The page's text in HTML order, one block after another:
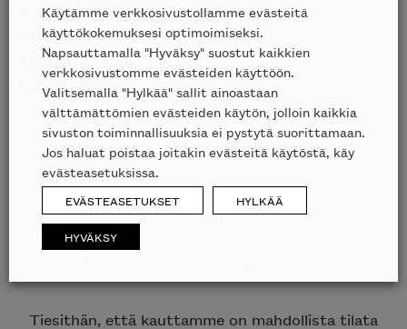
Free System sohva –
mallikappale HUOM!
Tämä tuote on
varastossa
ACERBIS
ALKUPERÄINEN
HINTA
OLI:
13590€.
NYKYINEN
HINTA
ON:
6795€.
Tiesithän, että kauttamme on mahdollista tilata
Käytämme verkkosivustollamme evästeitä
käyttökokemuksesi optimoimiseksi.
Napsauttamalla "Hyväksy" suostut kaikkien
verkkosivustomme evästeiden käyttöön.
Valitsemalla "Hylkää" sallit ainoastaan
välttämättömien evästeiden käytön, jolloin kaikkia
sivuston toiminnallisuuksia ei pystytä suorittamaan.
Jos haluat poistaa joitakin evästeitä käytöstä, käy
evästeasetuksissa.
EVÄSTEASETUKSET HYLKÄÄ
HYVÄKSY